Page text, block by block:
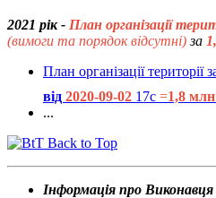
2021 рік - План організації
(вимоги та порядок відсутні) за
План організації території
від 2020-09-02 17с =1,8 млн
...
Back to Top
Інформація про